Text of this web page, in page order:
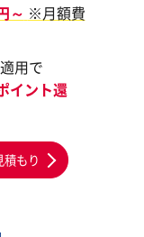
～ ※月額費
用で
イント還
もり